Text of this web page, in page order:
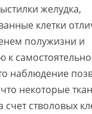
желудка,
клетки
полужизни и
к
наблюдение
некоторые
счет стволовых